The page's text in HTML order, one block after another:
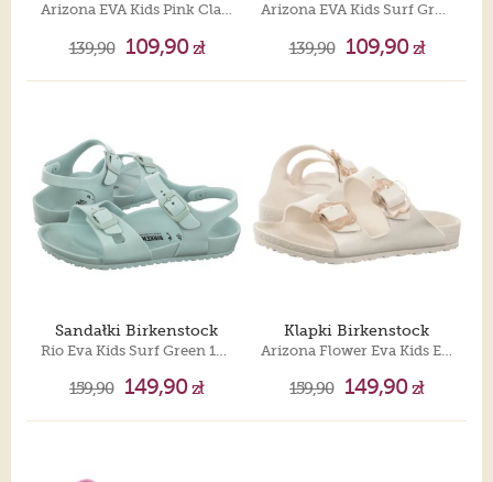
Arizona EVA Kids Pink Clay 1031461
139,90 109,90zł
Arizona EVA Kids Surf Green 1026753
139,90 109,90zł
Sandałki Birkenstock
159,90 149,90zł
Klapki Birkenstock
Arizona Flower Eva Kids Eggshell 1031291
159,90 149,90zł